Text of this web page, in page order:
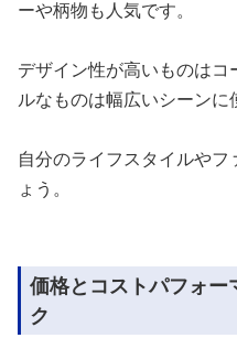
ーや柄物も人気です。
デザイン性が高いものは
ルなものは幅広いシーンに
自分のライフスタイルや
ょう。
価格とコストパフォー
ク